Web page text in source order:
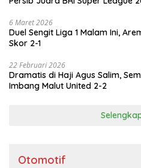
6 Maret 2026
Duel Sengit Liga 1 Malam Ini,
Skor 2-1
22 Februari 2026
Dramatis di Haji Agus Salim,
Imbang Malut United 2-2
Otomotif